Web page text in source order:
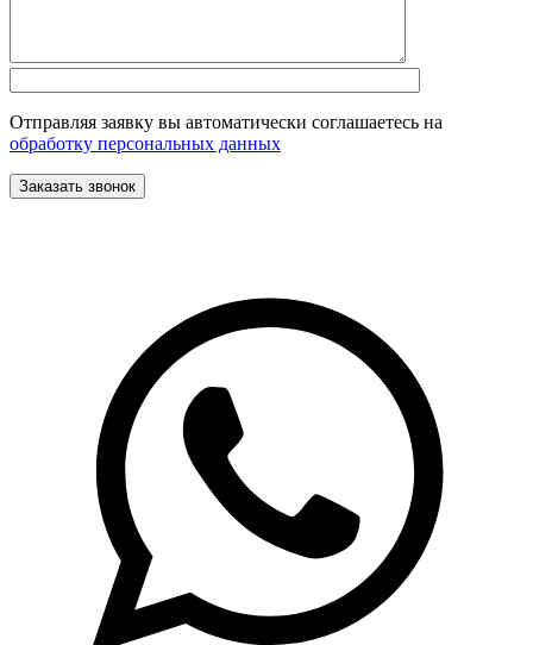
Отправляя заявку вы автоматически соглашаетесь на
обработку персональных данных